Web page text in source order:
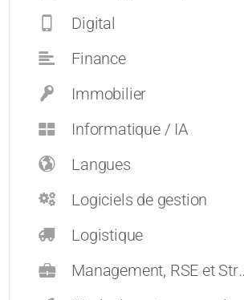
Digital
Finance
Immobilier
Informatique / IA
Langues
Logiciels de gestion
Logistique
Management, RSE et Stratégie